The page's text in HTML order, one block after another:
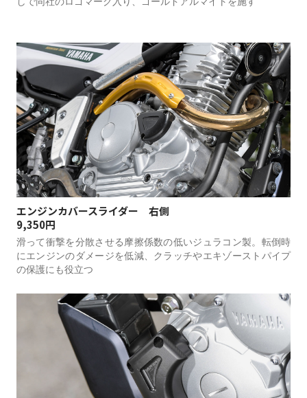
エンジンカバースライダー 右側
9,350円
滑って衝撃を分散させる摩擦係数の低いジュラコン製。転倒時
にエンジンのダメージを低減、クラッチやエキゾーストパイプ
の保護にも役立つ